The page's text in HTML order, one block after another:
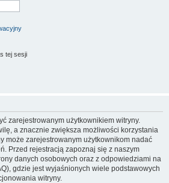
tej sesji
zarejestrowanym użytkownikiem witryny.
a znacznie zwiększa możliwości korzystania
może zarejestrowanym użytkownikom nadać
Przed rejestracją zapoznaj się z naszym
danych osobowych oraz z odpowiedziami na
gdzie jest wyjaśnionych wiele podstawowych
witryny.